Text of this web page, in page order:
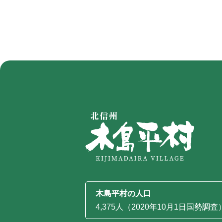
木島平村の人口
4,375人（2020年10月1日国勢調査